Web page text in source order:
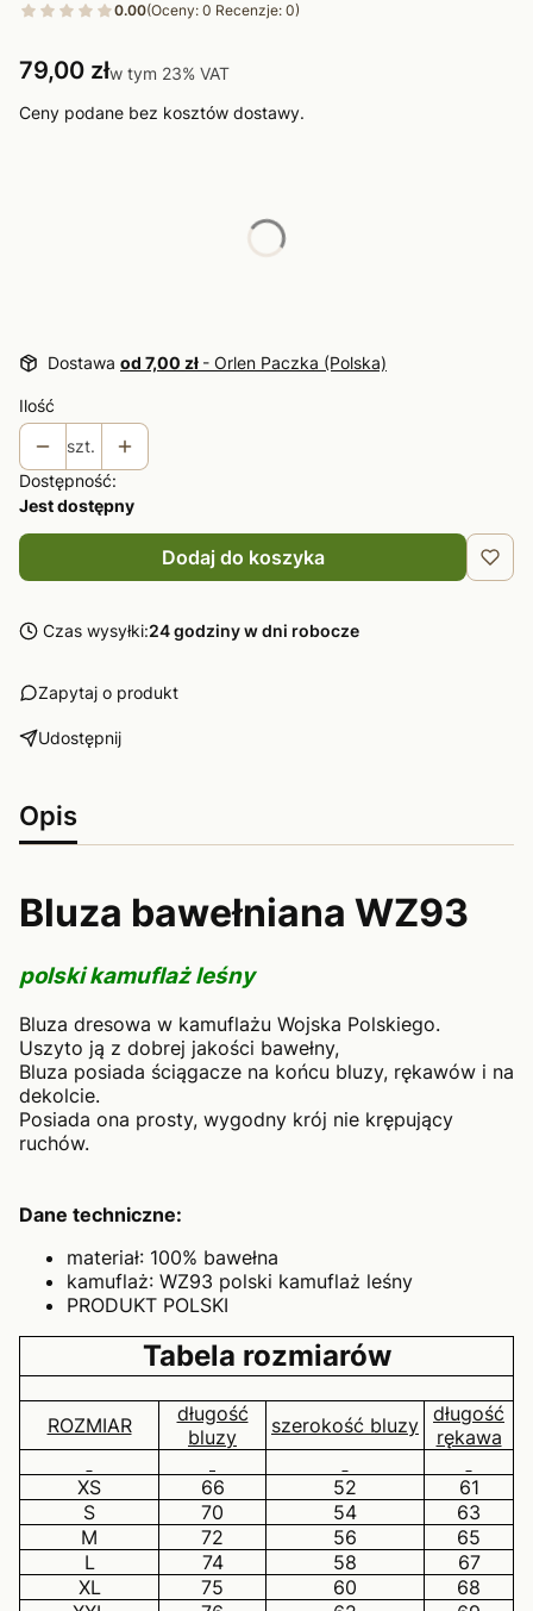
0.00(Oceny: 0 Recenzje: 0)
Cena
79,00 złw tym 23% VAT
w tym 23% VAT
Ceny podane bez kosztów dostawy.
Dostawa od 7,00 zł - Orlen Paczka (Polska)
Ilość
szt.
Dostępność:
Jest dostępny
Dodaj do koszyka
Czas wysyłki:24 godziny w dni robocze
Zapytaj o produkt
Udostępnij
Opis
Bluza bawełniana WZ93
polski kamuflaż leśny
Bluza dresowa w kamuflażu Wojska Polskiego.
Uszyto ją z dobrej jakości bawełny,
Bluza posiada ściągacze na końcu bluzy, rękawów i na
dekolcie.
Posiada ona prosty, wygodny krój nie krępujący
ruchów.
Dane techniczne:
materiał: 100% bawełna
kamuflaż: WZ93 polski kamuflaż leśny
PRODUKT POLSKI
Tabela rozmiarów
ROZMIAR
długość
bluzy
szerokość bluzy długość
rękawa
XS 66 52
61
S
70 54
63
M
72 56
65
L
74 58
67
XL
75 60
68